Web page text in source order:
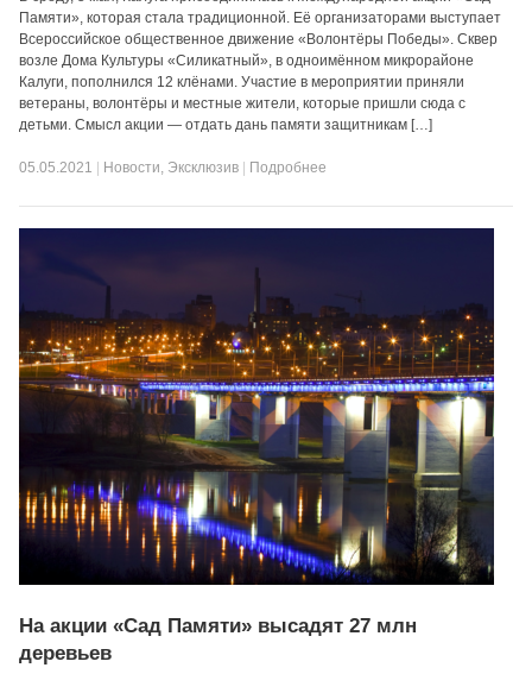
Памяти», которая стала традиционной. Её организаторами выступает
Всероссийское общественное движение «Волонтёры Победы». Сквер
возле Дома Культуры «Силикатный», в одноимённом микрорайоне
Калуги, пополнился 12 клёнами. Участие в мероприятии приняли
ветераны, волонтёры и местные жители, которые пришли сюда с
детьми. Смысл акции — отдать дань памяти защитникам […]
05.05.2021 Новости, Эксклюзив Подробнее
На акции «Сад Памяти» высадят 27 млн
деревьев